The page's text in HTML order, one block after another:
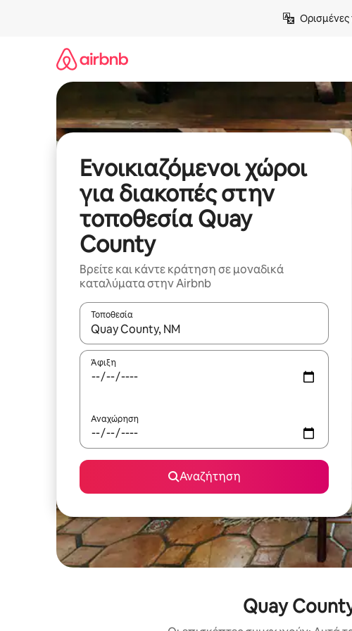
Ενοικιαζόμενοι χώροι
για διακοπές στην
τοποθεσία Quay
County
Βρείτε και κάντε κράτηση σε μοναδικά
καταλύματα στην Airbnb
Τοποθεσία
Όταν τα αποτελέσματα είναι διαθέσιμα, μπορείτε να
Άφιξη
Αναχώρηση
Αναζήτηση
Quay